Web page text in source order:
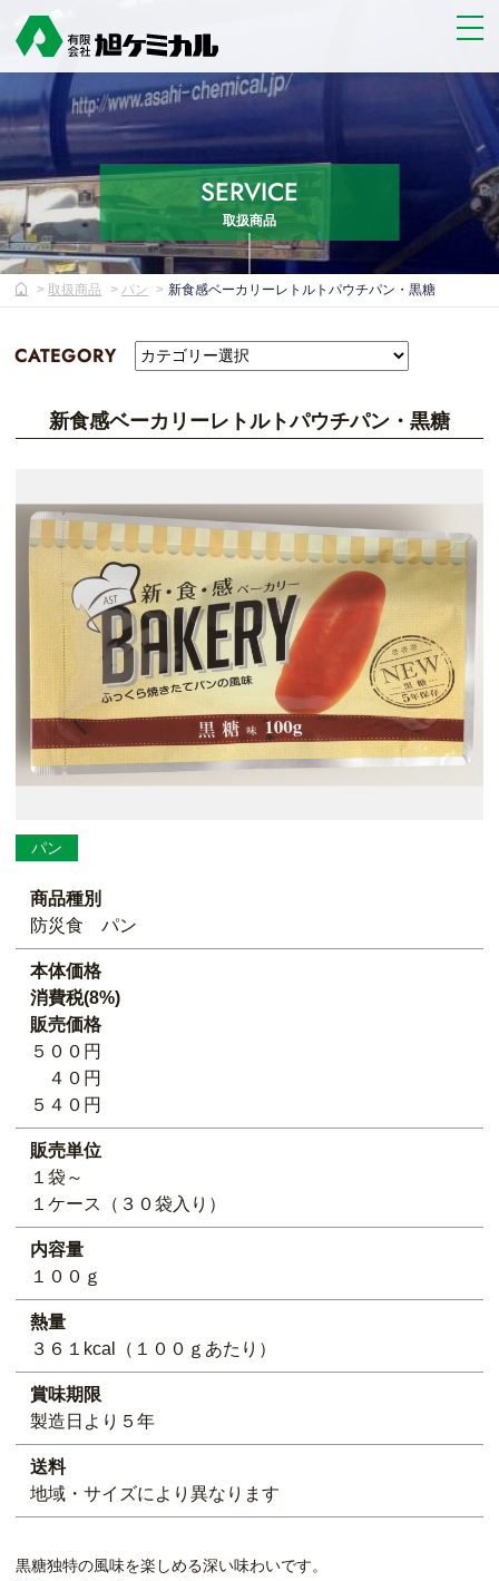
SERVICE
取扱商品
取扱商品 パン 新食感ベーカリーレトルトパウチパン・黒糖
CATEGORY
新食感ベーカリーレトルトパウチパン・黒糖
パン
商品種別
防災食 パン
本体価格
消費税(8%)
販売価格
５００円
４０円
５４０円
販売単位
１袋～
１ケース（３０袋入り）
内容量
１００ｇ
熱量
３６１kcal（１００ｇあたり）
賞味期限
製造日より５年
送料
地域・サイズにより異なります
黒糖独特の風味を楽しめる深い味わいです。